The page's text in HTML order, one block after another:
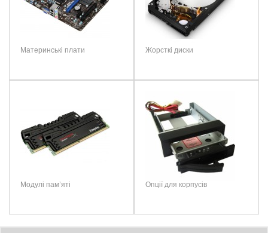
Особенности:
радиатор
Размеры:
80 × 22 × 3.58 мм
10 г
Швидкість
запису
6200 Мб/сек
IOPS
530000 читання / 420000 запис
Настільний ПК, ноутбук, ультрабук
Ресурс
1480 TBW
Рейтинг: Погано Добре
ПРОДОВЖИТИ
Материнські плати Жорсткі диски
Модулі пам’яті Опції для корпусів